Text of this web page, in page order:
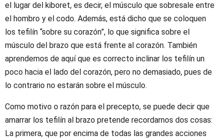
el lugar del kiboret, es decir, el músculo que sobresale entre
el hombro y el codo. Además, está dicho que se coloquen
los tefilín “sobre su corazón”, lo que significa sobre el
músculo del brazo que está frente al corazón. También
aprendemos de aquí que es correcto inclinar los tefilín un
poco hacia el lado del corazón, pero no demasiado, pues de
lo contrario no estarán sobre el músculo.
Como motivo o razón para el precepto, se puede decir que
amarrar los tefilín al brazo pretende recordarnos dos cosas:
La primera, que por encima de todas las grandes acciones